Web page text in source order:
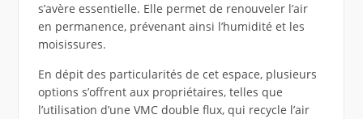
s’avère essentielle. Elle permet de renouveler l’air
en permanence, prévenant ainsi l’humidité et les
moisissures.
En dépit des particularités de cet espace, plusieurs
options s’offrent aux propriétaires, telles que
l’utilisation d’une VMC double flux, qui recycle l’air